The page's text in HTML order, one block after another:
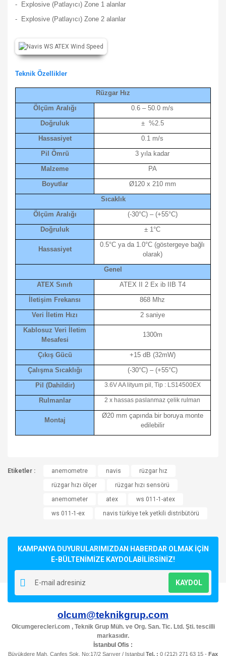
- Explosive (Patlayıcı) Zone 1 alanlar
- Explosive (Patlayıcı) Zone 2 alanlar
Teknik Özellikler
Rüzgar Hız
Ölçüm Aralığı
0.6 – 50.0 m/s
Doğruluk
± %2.5
Hassasiyet
0.1 m/s
Pil Ömrü
3 yıla kadar
Malzeme
PA
Boyutlar
Ø120 x 210 mm
Sıcaklık
Ölçüm Aralığı
(-30°C) – (+55°C)
Doğruluk
± 1°C
Hassasiyet
0.5°C ya da 1.0°C (göstergeye bağlı
olarak)
Genel
ATEX Sınıfı
ATEX II 2 Ex ib IIB T4
İletişim Frekansı
868 Mhz
Veri İletim Hızı
2 saniye
Kablosuz Veri İletim
Mesafesi
1300m
Çıkış Gücü
+15 dB (32mW)
Çalışma Sıcaklığı
(-30°C) – (+55°C)
Pil (Dahildir)
3.6V AA lityum pil, Tip : LS14500EX
Rulmanlar 2 x hassas paslanmaz çelik rulman
Montaj
Ø20 mm çapında bir boruya monte
edilebilir
Bu ürüne ilk yorumu siz yapın!
konularda yetersiz gördüğünüz noktaları öneri formunu
kullanarak tarafımıza iletebilirsiniz.
Görüş ve önerileriniz için teşekkür ederiz.
Ürün resmi kalitesiz, bozuk veya görüntülenemiyor.
Ürün bilgilerinde hatalar bulunuyor.
Ürün fiyatı diğer sitelerden daha pahalı.
Gönder
Etiketler : anemometre navis
rüzgar hız
rüzgar hızı ölçer
rüzgar hızı sensörü
anemometer
atex
ws 011-1-atex
ws 011-1-ex
navis türkiye tek yetkili distribütörü
KAMPANYA DUYURULARIMIZDAN HABERDAR OLMAK İÇİN
E-BÜLTENİMİZE KAYDOLABİLİRSİNİZ!
KAYDOL
olcum@teknikgrup.com
Olcumgerecleri.com , Teknik Grup Müh. ve Org. San. Tic. Ltd. Şti. tescilli
markasıdır.
İstanbul Ofis :
Büyükdere Mah. Canfes Sok. No:17/2 Sarıyer / Istanbul Tel. : 0 (212) 271 63 15 - Fax